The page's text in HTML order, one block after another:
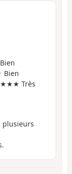
Très
plusieurs